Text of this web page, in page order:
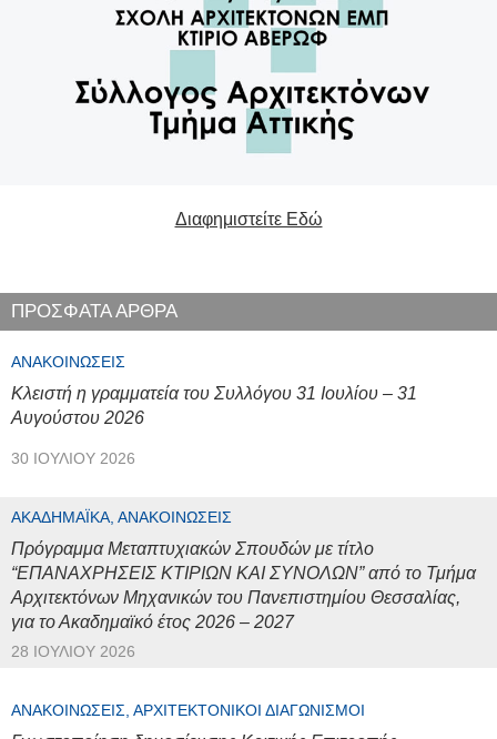
Διαφημιστείτε Εδώ
ΠΡΟΣΦΑΤΑ ΑΡΘΡΑ
ΑΝΑΚΟΙΝΏΣΕΙΣ
Κλειστή η γραμματεία του Συλλόγου 31 Ιουλίου – 31
Αυγούστου 2026
30 ΙΟΥΛΊΟΥ 2026
ΑΚΑΔΗΜΑΪΚΆ, ΑΝΑΚΟΙΝΏΣΕΙΣ
Πρόγραμμα Μεταπτυχιακών Σπουδών με τίτλο
“ΕΠΑΝΑΧΡΗΣΕΙΣ ΚΤΙΡΙΩΝ ΚΑΙ ΣΥΝΟΛΩΝ” από το Τμήμα
Αρχιτεκτόνων Μηχανικών του Πανεπιστημίου Θεσσαλίας,
για το Ακαδημαϊκό έτος 2026 – 2027
28 ΙΟΥΛΊΟΥ 2026
ΑΝΑΚΟΙΝΏΣΕΙΣ, ΑΡΧΙΤΕΚΤΟΝΙΚΟΊ ΔΙΑΓΩΝΙΣΜΟΊ